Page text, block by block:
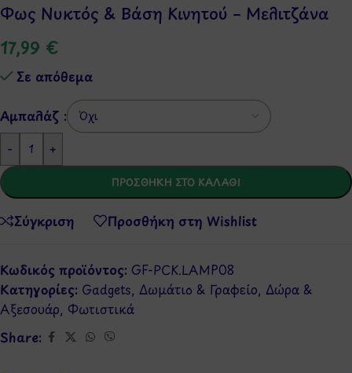
Φως Νυκτός & Βάση Κινητού – Μελιτζάνα
17,99 €
Σε απόθεμα
Αμπαλάζ :
-
+
ΠΡΟΣΘΉΚΗ ΣΤΟ ΚΑΛΆΘΙ
Σύγκριση Προσθήκη στη Wishlist
Κωδικός προϊόντος: GF-PCK.LAMP08
Κατηγορίες: Gadgets, Δωμάτιο & Γραφείο, Δώρα &
Αξεσουάρ, Φωτιστικά
Share: